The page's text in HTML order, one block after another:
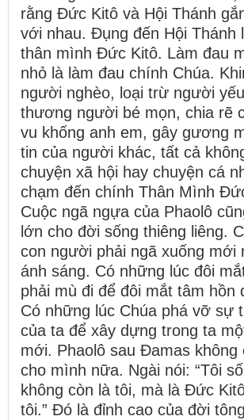
rằng Đức Kitô và Hội Thánh
với nhau. Đụng đến Hội Thánh
thân mình Đức Kitô. Làm đau
nhỏ là làm đau chính Chúa.
người nghèo, loại trừ người
thương người bé mọn, chia rẽ
vu khống anh em, gây gương
tin của người khác, tất cả
chuyện xã hội hay chuyện cá
chạm đến chính Thân Mình
Cuộc ngã ngựa của Phaolô
lớn cho đời sống thiêng liêng.
con người phải ngã xuống mới
ánh sáng. Có những lúc đôi
phải mù đi để đôi mắt tâm hồn
Có những lúc Chúa phá vỡ sự
của ta để xây dựng trong ta
mới. Phaolô sau Đamas không
cho mình nữa. Ngài nói: “Tôi
không còn là tôi, mà là Đức
tôi.” Đó là đỉnh cao của đời